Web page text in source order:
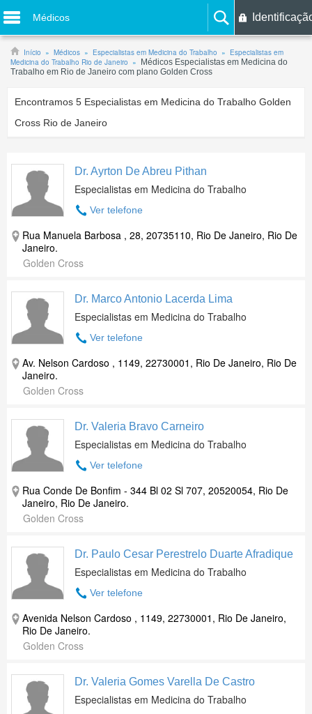
Médicos
Início Médicos Especialistas em Medicina do Trabalho
Especialistas em
Medicina do Trabalho Rio de Janeiro
Médicos Especialistas em Medicina do
Trabalho em Rio de Janeiro com plano Golden Cross
Encontramos 5 Especialistas em Medicina do Trabalho Golden
Cross Rio de Janeiro
Dr. Ayrton De Abreu Pithan
Especialistas em Medicina do Trabalho
Ver telefone
Rua Manuela Barbosa , 28, 20735110, Rio De Janeiro, Rio De
Janeiro.
Golden Cross
Dr. Marco Antonio Lacerda Lima
Especialistas em Medicina do Trabalho
Ver telefone
Av. Nelson Cardoso , 1149, 22730001, Rio De Janeiro, Rio De
Janeiro.
Golden Cross
Dr. Valeria Bravo Carneiro
Especialistas em Medicina do Trabalho
Ver telefone
Rua Conde De Bonfim - 344 Bl 02 Sl 707, 20520054, Rio De
Janeiro, Rio De Janeiro.
Golden Cross
Dr. Paulo Cesar Perestrelo Duarte Afradique
Especialistas em Medicina do Trabalho
Ver telefone
Avenida Nelson Cardoso , 1149, 22730001, Rio De Janeiro,
Rio De Janeiro.
Golden Cross
Dr. Valeria Gomes Varella De Castro
Especialistas em Medicina do Trabalho